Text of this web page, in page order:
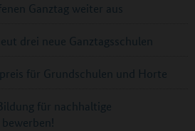
Ganztag weiter aus
drei neue Ganztagsschulen
für Grundschulen und Horte
für nachhaltige